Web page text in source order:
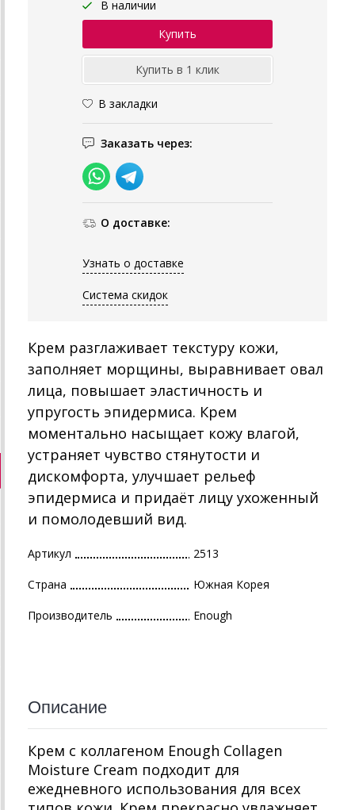
В наличии
В закладки
Заказать через:
О доставке:
Узнать о доставке
Система скидок
Крем разглаживает текстуру кожи,
заполняет морщины, выравнивает овал
лица, повышает эластичность и
упругость эпидермиса. Крем
моментально насыщает кожу влагой,
устраняет чувство стянутости и
дискомфорта, улучшает рельеф
эпидермиса и придаёт лицу ухоженный
и помолодевший вид.
Артикул 2513
Страна Южная Корея
Производитель Enough
Описание
Крем с коллагеном Enough Collagen
Moisture Cream подходит для
ежедневного использования для всех